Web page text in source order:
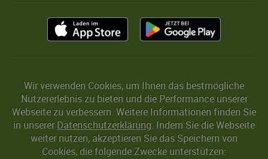
Wir verwenden Cookies, um Ihnen das bestmögliche
Nutzererlebnis zu bieten und die Performance unserer
Webseite zu verbessern. Weitere Informationen finden Sie
in unserer Datenschutzerklärung. Indem Sie die Webseite
weiter nutzen, akzeptieren Sie das Speichern von
Cookies, die folgende Zwecke unterstützen: